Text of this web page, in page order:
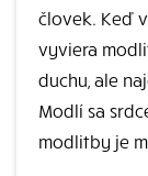
človek. Keď
vyviera
duchu, ale
Modlí sa
modlitby je